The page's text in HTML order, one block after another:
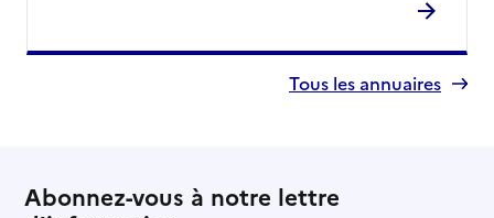
Tous les annuaires
Abonnez-vous à notre lettre